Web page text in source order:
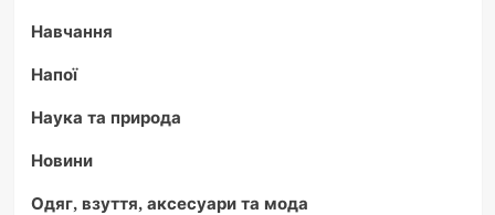
Навчання
Напої
Наука та природа
Новини
Одяг, взуття, аксесуари та мода